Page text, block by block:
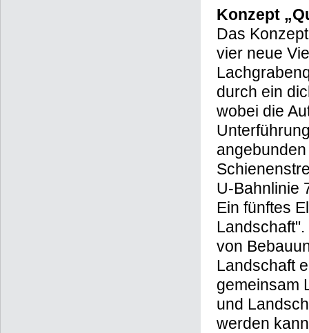
Konzept
Das
vier neue
durch ein
wobei die
U-Bahnlinie
Ein fünftes
von
Landschaft
gemeinsam
und
werden